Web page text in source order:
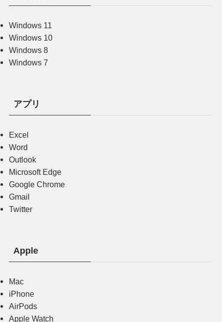
Windows 11
Windows 10
Windows 8
Windows 7
アプリ
Excel
Word
Outlook
Microsoft Edge
Google Chrome
Gmail
Twitter
Apple
Mac
iPhone
AirPods
Apple Watch